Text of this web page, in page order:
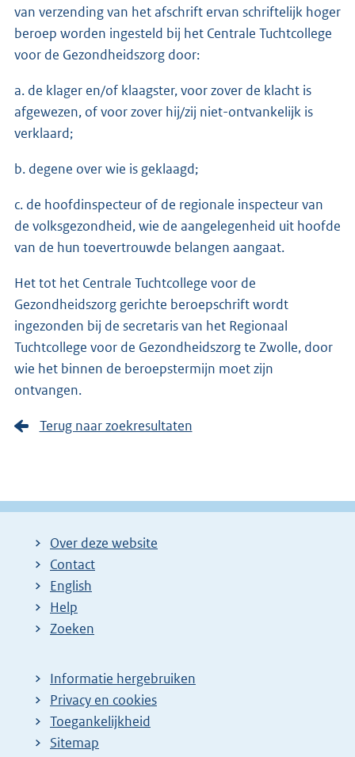
van verzending van het afschrift ervan schriftelijk hoger
beroep worden ingesteld bij het Centrale Tuchtcollege
voor de Gezondheidszorg door:
a. de klager en/of klaagster, voor zover de klacht is
afgewezen, of voor zover hij/zij niet-ontvankelijk is
verklaard;
b. degene over wie is geklaagd;
c. de hoofdinspecteur of de regionale inspecteur van
de volksgezondheid, wie de aangelegenheid uit hoofde
van de hun toevertrouwde belangen aangaat.
Het tot het Centrale Tuchtcollege voor de
Gezondheidszorg gerichte beroepschrift wordt
ingezonden bij de secretaris van het Regionaal
Tuchtcollege voor de Gezondheidszorg te Zwolle, door
wie het binnen de beroepstermijn moet zijn
ontvangen.
Terug naar zoekresultaten
Over deze website
Contact
English
Help
Zoeken
Informatie hergebruiken
Privacy en cookies
Toegankelijkheid
Sitemap